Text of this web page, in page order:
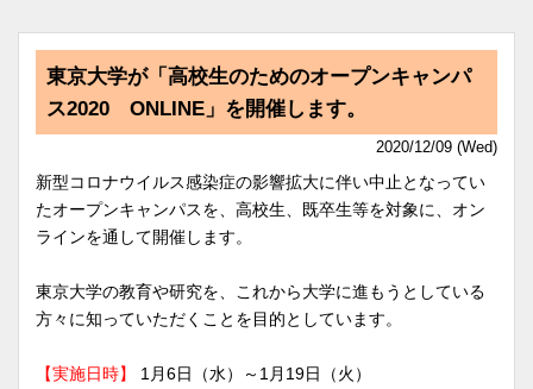
東京大学が「高校生のためのオープンキャンパ
ス2020 ONLINE」を開催します。
2020/12/09 (Wed)
新型コロナウイルス感染症の影響拡大に伴い中止となってい
たオープンキャンパスを、高校生、既卒生等を対象に、オン
ラインを通して開催します。
東京大学の教育や研究を、これから大学に進もうとしている
方々に知っていただくことを目的としています。
【実施日時】
1月6日（水）～1月19日（火）